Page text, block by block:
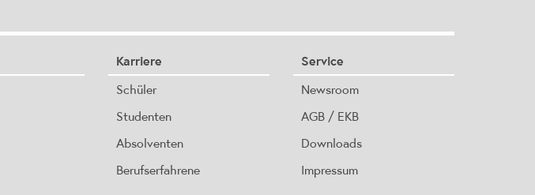
Karriere
Schüler
Studenten
Absolventen
Berufserfahrene
Service
Newsroom
AGB / EKB
Downloads
Impressum